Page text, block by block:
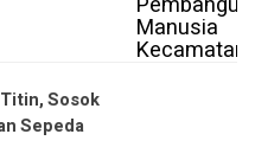
Sosok
Sepeda